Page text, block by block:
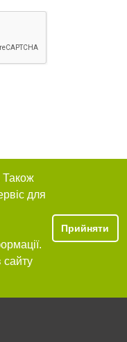
Також
для
сайту
Прийняти